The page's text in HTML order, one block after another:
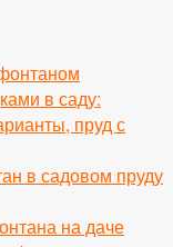
в саду:
пруд с
в садовом пруду
на даче